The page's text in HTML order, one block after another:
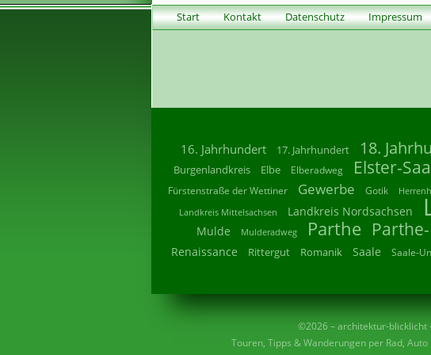
Start Kontakt Datenschutz Impressum
16. Jahrhundert 17. Jahrhundert 18.
Burgenlandkreis Elbe Elberadweg Elster-
Fürstenstraße der Wettiner Gewerbe Gotik
Landkreis Mittelsachsen Landkreis Nordsachsen
Mulde Mulderadweg Parthe
Renaissance Rittergut Romanik Saale Saale-
©2026 – architektur-blicklicht
Touren, Tipps & Wanderungen per Rad,